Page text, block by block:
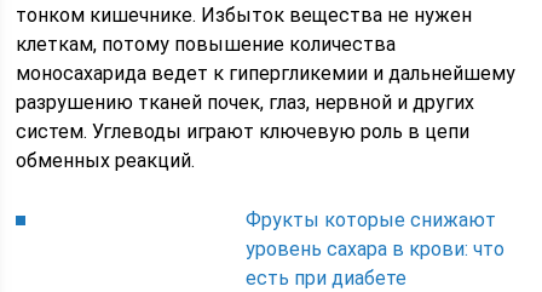
тонком кишечнике. Избыток вещества не нужен
клеткам, потому повышение количества
моносахарида ведет к гипергликемии и дальнейшему
разрушению тканей почек, глаз, нервной и других
систем. Углеводы играют ключевую роль в цепи
обменных реакций.
Фрукты которые снижают
уровень сахара в крови: что
есть при диабете